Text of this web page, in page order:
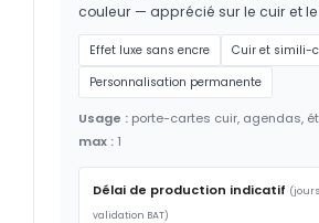
couleur — apprécié sur le cuir et
Effet luxe sans encre
Cuir et simili-
Personnalisation permanente
Usage : porte-cartes cuir, agendas,
max : 1
Délai de production indicatif
validation BAT)